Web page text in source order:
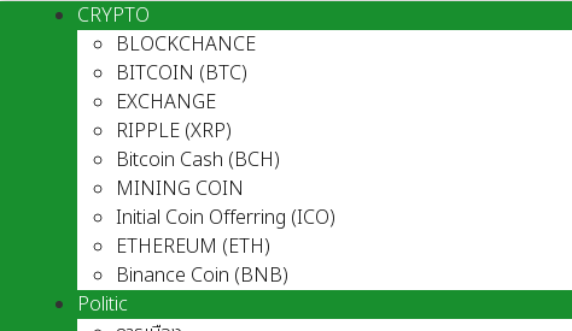
CRYPTO
BLOCKCHANCE
BITCOIN (BTC)
EXCHANGE
RIPPLE (XRP)
Bitcoin Cash (BCH)
MINING COIN
Initial Coin Offerring (ICO)
ETHEREUM (ETH)
Binance Coin (BNB)
Politic